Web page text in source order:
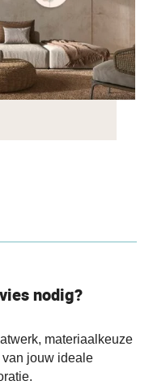
nodig?
materiaalkeuze
jouw ideale